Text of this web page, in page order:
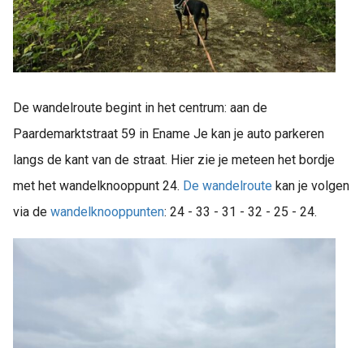
De wandelroute begint in het centrum: aan de
Paardemarktstraat 59 in Ename Je kan je auto parkeren
langs de kant van de straat. Hier zie je meteen het bordje
met het wandelknooppunt 24. De wandelroute kan je volgen
via de wandelknooppunten: 24 - 33 - 31 - 32 - 25 - 24.